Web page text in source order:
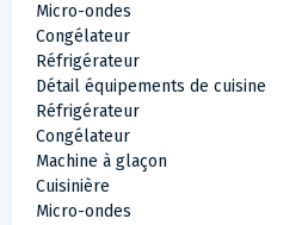
Micro-ondes
Congélateur
Réfrigérateur
Détail équipements de cuisine
Réfrigérateur
Congélateur
Machine à glaçon
Cuisinière
Micro-ondes